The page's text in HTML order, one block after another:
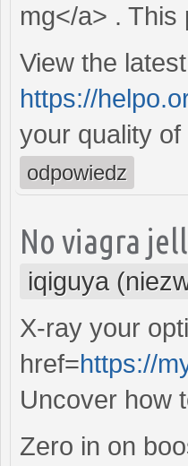
mg</a> . This
View the
https://
your quality of
odpowiedz
No viagra
iqiguya
X-ray your
href=https://
Uncover how
Zero in on